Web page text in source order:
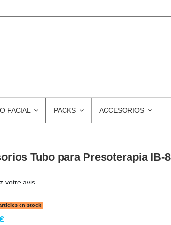
FACIAL PACKS ACCESORIOS
Tubo para Presoterapia IB-
votre avis
en stock